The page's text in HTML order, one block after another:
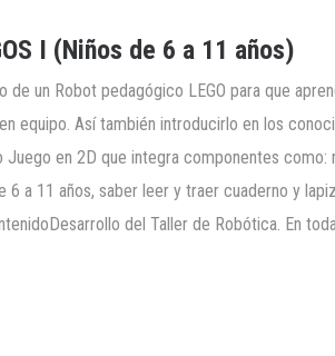
I (Niños de 6 a 11 años)
un Robot pedagógico LEGO para que
equipo. Así también introducirlo en los
Juego en 2D que integra componentes como:
a 11 años, saber leer y traer cuaderno y
del Taller de Robótica. En